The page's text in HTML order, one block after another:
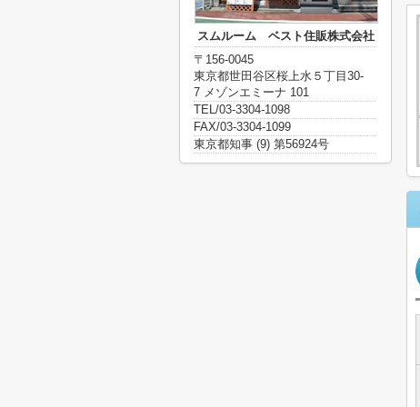
スムルーム ベスト住販株式会社
〒156-0045
東京都世田谷区桜上水５丁目30-
7 メゾンエミーナ 101
TEL/03-3304-1098
FAX/03-3304-1099
東京都知事 (9) 第56924号